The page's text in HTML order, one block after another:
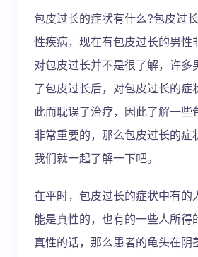
包皮过长的症状有什么?包皮过
性疾病，现在有包皮过长的男性
对包皮过长并不是很了解，许多
了包皮过长后，对包皮过长的症
此而耽误了治疗，因此了解一些
非常重要的，那么包皮过长的症
我们就一起了解一下吧。
在平时，包皮过长的症状中有的
能是真性的，也有的一些人所得
真性的话，那么患者的龟头在阴